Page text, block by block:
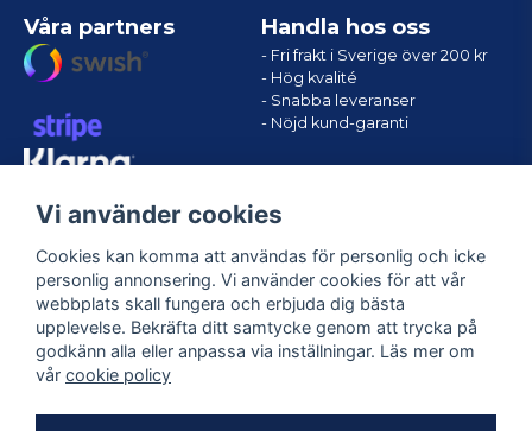
Våra partners Handla hos oss
- Fri frakt i Sverige över 200 kr
- Hög kvalité
- Snabba leveranser
- Nöjd kund-garanti
Följ oss
Vi använder cookies
Cookies kan komma att användas för personlig och icke
personlig annonsering. Vi använder cookies för att vår
webbplats skall fungera och erbjuda dig bästa
upplevelse. Bekräfta ditt samtycke genom att trycka på
godkänn alla eller anpassa via inställningar. Läs mer om
vår cookie policy